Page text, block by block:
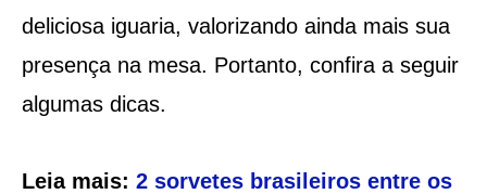
deliciosa iguaria, valorizando ainda mais sua
presença na mesa. Portanto, confira a seguir
algumas dicas.
Leia mais: 2 sorvetes brasileiros entre os